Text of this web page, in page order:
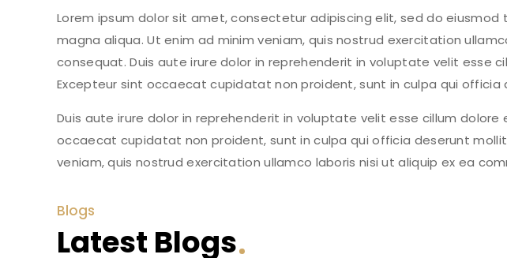
Lorem ipsum dolor sit amet, consectetur adipiscing elit, sed do
magna aliqua. Ut enim ad minim veniam, quis nostrud exercitation
consequat. Duis aute irure dolor in reprehenderit in voluptate velit esse
Excepteur sint occaecat cupidatat non proident, sunt in culpa qui officia
Duis aute irure dolor in reprehenderit in voluptate velit esse cillum dolore
occaecat cupidatat non proident, sunt in culpa qui officia deserunt
veniam, quis nostrud exercitation ullamco laboris nisi ut aliquip ex ea
Blogs
Latest Blogs